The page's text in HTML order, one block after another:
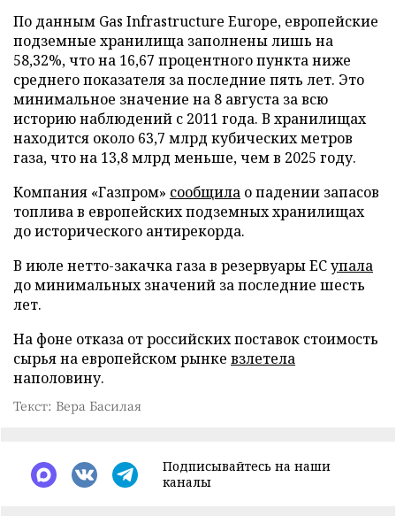
По данным Gas Infrastructure Europe, европейские
подземные хранилища заполнены лишь на
58,32%, что на 16,67 процентного пункта ниже
среднего показателя за последние пять лет. Это
минимальное значение на 8 августа за всю
историю наблюдений с 2011 года. В хранилищах
находится около 63,7 млрд кубических метров
газа, что на 13,8 млрд меньше, чем в 2025 году.
Компания «Газпром» сообщила о падении запасов
топлива в европейских подземных хранилищах
до исторического антирекорда.
В июле нетто-закачка газа в резервуары ЕСупала
до минимальных значений за последние шесть
лет.
На фоне отказа от российских поставок стоимость
сырья на европейском рынке взлетела
наполовину.
Текст: Вера Басилая
Подписывайтесь на наши
каналы